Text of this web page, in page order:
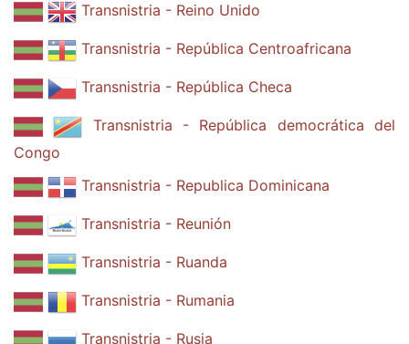
Transnistria - Reino Unido
Transnistria - República Centroafricana
Transnistria - República Checa
Transnistria - República democrática del
Congo
Transnistria - Republica Dominicana
Transnistria - Reunión
Transnistria - Ruanda
Transnistria - Rumania
Transnistria - Rusia